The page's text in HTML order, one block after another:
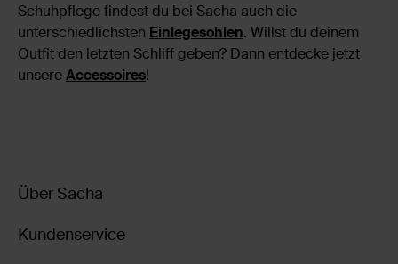
Schuhpflege findest du bei Sacha auch die
unterschiedlichsten Einlegesohlen. Willst du deinem
Outfit den letzten Schliff geben? Dann entdecke jetzt
unsereAccessoires!
Über Sacha
Kundenservice